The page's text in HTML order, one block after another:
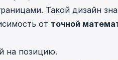
Такой дизайн
от точной
на позицию.